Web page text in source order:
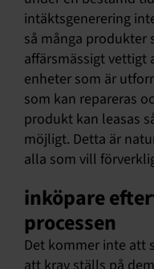
intäktsgenerering
så många
affärsmässigt
enheter som är
som kan repareras
produkt kan leasas
möjligt. Detta är
alla som vill
inköpare
processen
Det kommer inte att